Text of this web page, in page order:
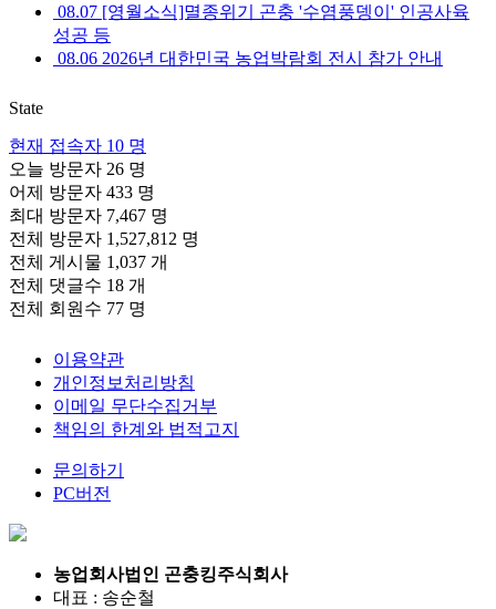
08.07 [영월소식]멸종위기 곤충 '수염풍뎅이' 인공사육
성공 등
08.06 2026년 대한민국 농업박람회 전시 참가 안내
State
현재 접속자 10 명
오늘 방문자 26 명
어제 방문자 433 명
최대 방문자 7,467 명
전체 방문자 1,527,812 명
전체 게시물 1,037 개
전체 댓글수 18 개
전체 회원수 77 명
이용약관
개인정보처리방침
이메일 무단수집거부
책임의 한계와 법적고지
문의하기
PC버전
농업회사법인 곤충킹주식회사
대표 : 송순철